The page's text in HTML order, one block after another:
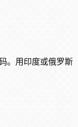
。用印度或俄罗斯